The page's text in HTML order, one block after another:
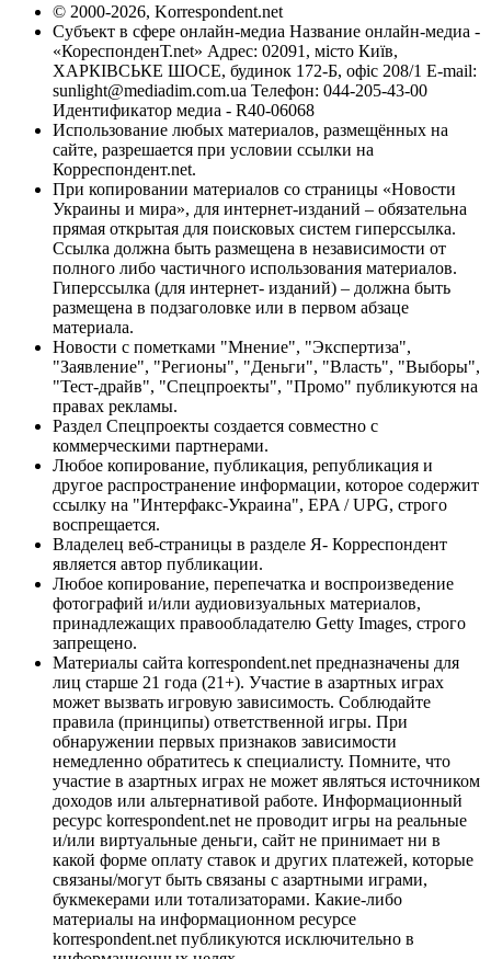
© 2000-2026, Korrespondent.net
Субъект в сфере онлайн-медиа Название онлайн-медиа -
«КореспонденТ.net» Адрес: 02091, місто Київ,
ХАРКІВСЬКЕ ШОСЕ, будинок 172-Б, офіс 208/1 E-mail:
sunlight@mediadim.com.ua Телефон: 044-205-43-00
Идентификатор медиа - R40-06068
Использование любых материалов, размещённых на
сайте, разрешается при условии ссылки на
Корреспондент.net.
При копировании материалов со страницы «Новости
Украины и мира», для интернет-изданий – обязательна
прямая открытая для поисковых систем гиперссылка.
Ссылка должна быть размещена в независимости от
полного либо частичного использования материалов.
Гиперссылка (для интернет- изданий) – должна быть
размещена в подзаголовке или в первом абзаце
материала.
Новости с пометками "Мнение", "Экспертиза",
"Заявление", "Регионы", "Деньги", "Власть", "Выборы",
"Тест-драйв", "Спецпроекты", "Промо" публикуются на
правах рекламы.
Раздел Спецпроекты создается совместно с
коммерческими партнерами.
Любое копирование, публикация, републикация и
другое распространение информации, которое содержит
ссылку на "Интерфакс-Украина", EPA / UPG, строго
воспрещается.
Владелец веб-страницы в разделе Я- Корреспондент
является автор публикации.
Любое копирование, перепечатка и воспроизведение
фотографий и/или аудиовизуальных материалов,
принадлежащих правообладателю Getty Images, строго
запрещено.
Материалы сайта korrespondent.net предназначены для
лиц старше 21 года (21+). Участие в азартных играх
может вызвать игровую зависимость. Соблюдайте
правила (принципы) ответственной игры. При
обнаружении первых признаков зависимости
немедленно обратитесь к специалисту. Помните, что
участие в азартных играх не может являться источником
доходов или альтернативой работе. Информационный
ресурс korrespondent.net не проводит игры на реальные
и/или виртуальные деньги, сайт не принимает ни в
какой форме оплату ставок и других платежей, которые
связаны/могут быть связаны с азартными играми,
букмекерами или тотализаторами. Какие-либо
материалы на информационном ресурсе
korrespondent.net публикуются исключительно в